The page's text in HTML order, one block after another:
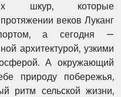
шкур, которые
веков Луканг
а сегодня —
архитектурой, узкими
А окружающий
природу побережья,
ритм сельской жизни,